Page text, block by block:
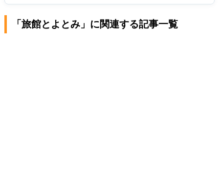
「旅館とよとみ」に関連する記事一覧